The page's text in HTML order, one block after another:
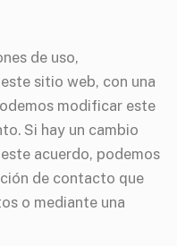
de uso,
sitio web, con una
modificar este
Si hay un cambio
acuerdo, podemos
de contacto que
o mediante una